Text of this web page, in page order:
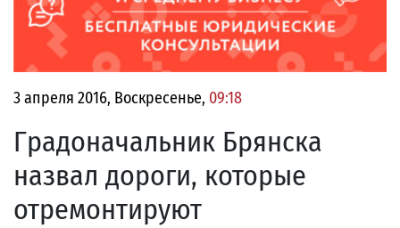
3 апреля 2016, Воскресенье, 09:18
Градоначальник Брянска
назвал дороги, которые
отремонтируют